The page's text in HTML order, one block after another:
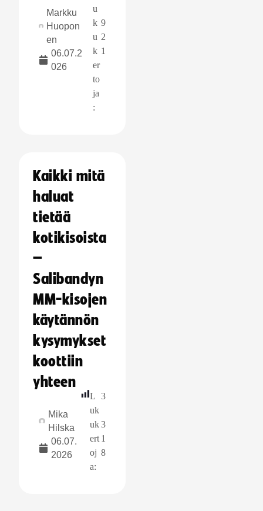
Markku
Huopon
en
06.07.2
026
u
k
u
k
er
to
ja
:
9
2
1
Kaikki mitä
haluat
tietää
kotikisoista
–
Salibandyn
MM-kisojen
käytännön
kysymykset
koottiin
yhteen
Mika
Hilska
06.07.
2026
L
uk
uk
ert
oj
a:
3
3
1
8